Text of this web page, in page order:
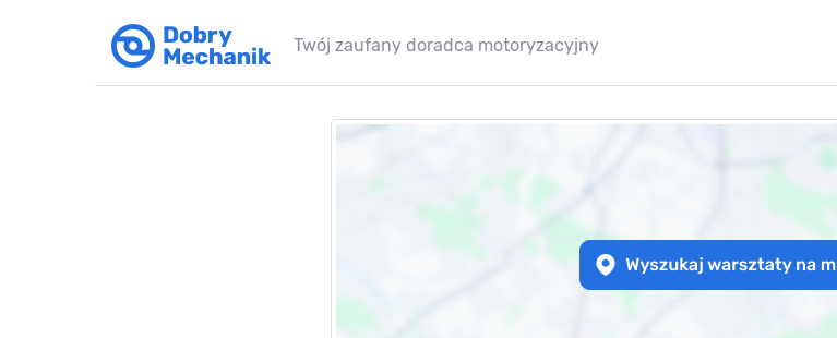
Twój zaufany doradca motoryzacyjny